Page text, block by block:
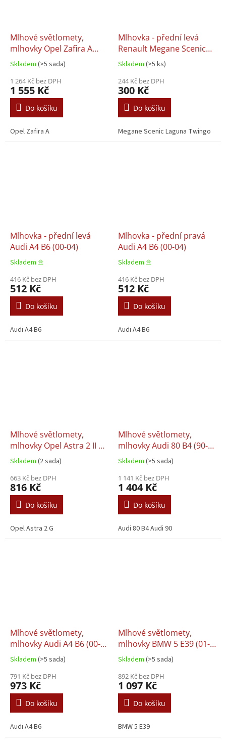
Mlhové světlomety,
mlhovky Opel Zafira A
(98-04) L+P / sada
Skladem (>5 sada)
1 264 Kč bez DPH
1 555 Kč
Do košíku
Opel Zafira A
Mlhovka - přední levá
Renault Megane Scenic
Laguna Twingo
Skladem (>5 ks)
244 Kč bez DPH
300 Kč
Do košíku
Megane Scenic Laguna Twingo
Mlhovka - přední levá
Audi A4 B6 (00-04)
Skladem 𖠿
416 Kč bez DPH
512 Kč
Do košíku
Audi A4 B6
Mlhovka - přední pravá
Audi A4 B6 (00-04)
Skladem 𖠿
416 Kč bez DPH
512 Kč
Do košíku
Audi A4 B6
Mlhové světlomety,
mlhovky Opel Astra 2 II G
( L+P / sada)
Skladem (2 sada)
663 Kč bez DPH
816 Kč
Do košíku
Opel Astra 2 G
Mlhové světlomety,
mlhovky Audi 80 B4 (90-
95) L+P / sada
Skladem (>5 sada)
1 141 Kč bez DPH
1 404 Kč
Do košíku
Audi 80 B4 Audi 90
Mlhové světlomety,
mlhovky Audi A4 B6 (00-
04) L+P / sada
Skladem (>5 sada)
791 Kč bez DPH
973 Kč
Do košíku
Audi A4 B6
Mlhové světlomety,
mlhovky BMW 5 E39 (01-
04) L+P / sada
Skladem (>5 sada)
892 Kč bez DPH
1 097 Kč
Do košíku
BMW 5 E39